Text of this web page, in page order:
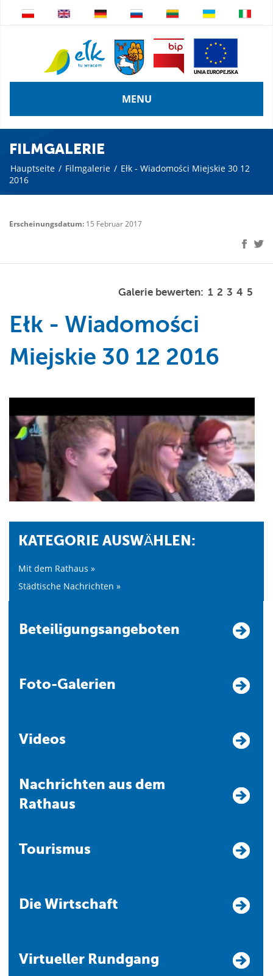
MENU
FILMGALERIE
Hauptseite / Filmgalerie / Ełk - Wiadomości Miejskie 30 12
2016
Erscheinungsdatum: 15 Februar 2017
Galerie bewerten: 1 2 3 4 5
Ełk - Wiadomości
Miejskie 30 12 2016
KATEGORIE AUSWÄHLEN:
Mit dem Rathaus »
Städtische Nachrichten »
Beteiligungsangeboten
Foto-Galerien
Videos
Nachrichten aus dem
Rathaus
Tourismus
Die Wirtschaft
Virtueller Rundgang